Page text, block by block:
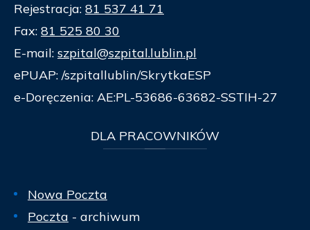
Rejestracja: 81 537 41 71
Fax: 81 525 80 30
E-mail: szpital@szpital.lublin.pl
ePUAP: /szpitallublin/SkrytkaESP
e-Doręczenia: AE:PL-53686-63682-SSTIH-27
DLA PRACOWNIKÓW
Nowa Poczta
Poczta - archiwum